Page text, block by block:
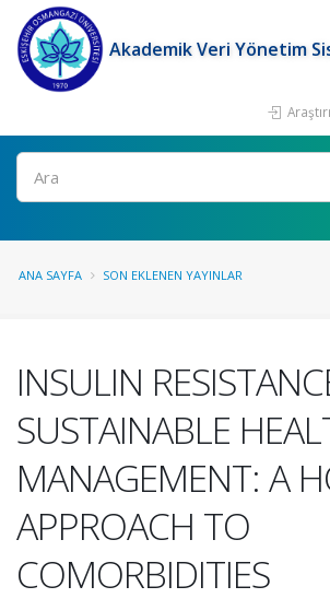
Akademik Veri Yönetim
Ara
ANA SAYFA SON EKLENEN YAYINLAR
INSULIN
SUSTAINABLE
MANAGEMENT: A
APPROACH TO
COMORBIDITIES